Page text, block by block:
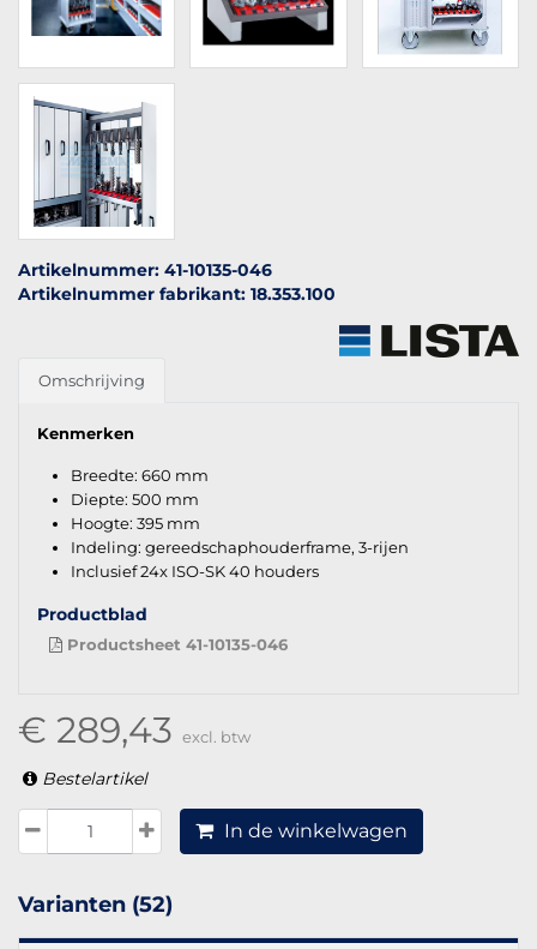
Artikelnummer: 41-10135-046
Artikelnummer fabrikant: 18.353.100
Omschrijving
Kenmerken
Breedte: 660 mm
Diepte: 500 mm
Hoogte: 395 mm
Indeling: gereedschaphouderframe, 3-rijen
Inclusief 24x ISO-SK 40 houders
Productblad
Productsheet 41-10135-046
€ 289,43 excl. btw
Bestelartikel
In de winkelwagen
Varianten (52)